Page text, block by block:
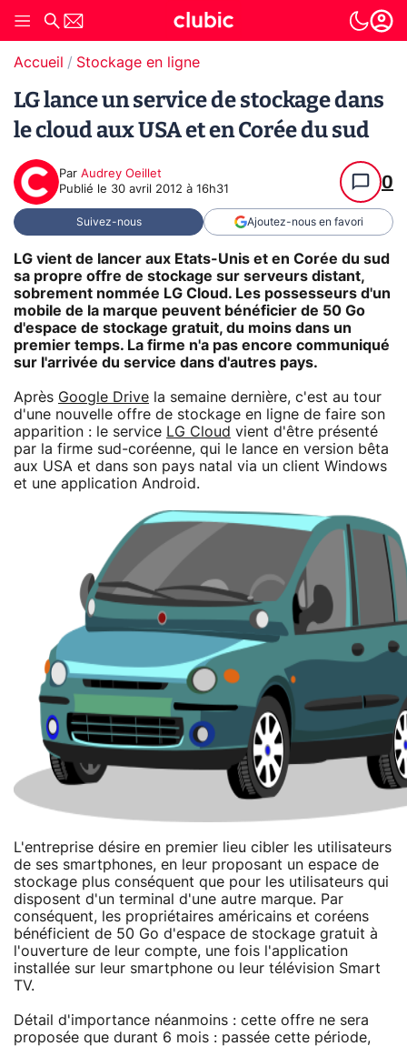
Accueil Stockage en ligne
LG lance un service de stockage dans
le cloud aux USA et en Corée du sud
Par Audrey Oeillet
Publié le 30 avril 2012 à 16h31 0
Suivez-nous Ajoutez-nous en favori
LG vient de lancer aux Etats-Unis et en Corée du sud
sa propre offre de stockage sur serveurs distant,
sobrement nommée LG Cloud. Les possesseurs d'un
mobile de la marque peuvent bénéficier de 50 Go
d'espace de stockage gratuit, du moins dans un
premier temps. La firme n'a pas encore communiqué
sur l'arrivée du service dans d'autres pays.
Après Google Drive la semaine dernière, c'est au tour
d'une nouvelle offre de stockage en ligne de faire son
apparition : le service LG Cloud vient d'être présenté
par la firme sud-coréenne, qui le lance en version bêta
aux USA et dans son pays natal via un client Windows
et une application Android.
L'entreprise désire en premier lieu cibler les utilisateurs
de ses smartphones, en leur proposant un espace de
stockage plus conséquent que pour les utilisateurs qui
disposent d'un terminal d'une autre marque. Par
conséquent, les propriétaires américains et coréens
bénéficient de 50 Go d'espace de stockage gratuit à
l'ouverture de leur compte, une fois l'application
installée sur leur smartphone ou leur télévision Smart
TV.
Détail d'importance néanmoins : cette offre ne sera
proposée que durant 6 mois : passée cette période,